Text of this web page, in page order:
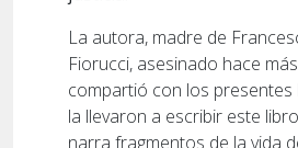
La autora, madre de
Fiorucci, asesinado hace
compartió con los presentes
la llevaron a escribir este
narra fragmentos de la vida